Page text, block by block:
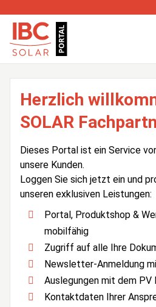
Herzlich
SOLAR
Dieses Portal ist ein Service
unsere Kunden.
Loggen Sie sich jetzt ein und
unseren exklusiven Leistungen:
Portal, Produktshop &
mobilfähig
Zugriff auf alle Ihre
Newsletter-Anmeldung
Auslegungen mit dem PV
Kontaktdaten Ihrer